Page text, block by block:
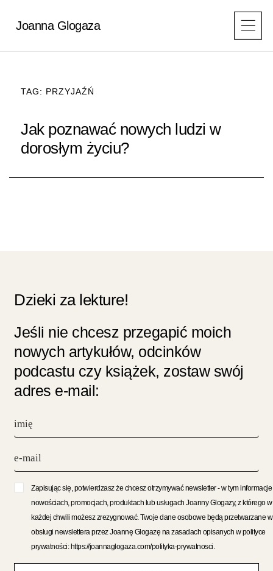
Joanna Glogaza
TAG: PRZYJAŹŃ
Jak poznawać nowych ludzi w
dorosłym życiu?
Dzieki za lekture!
Jeśli nie chcesz przegapić moich
nowych artykułów, odcinków
podcastu czy książek, zostaw swój
adres e-mail:
Zapisując się, potwierdzasz że chcesz otrzymywać newsletter - w tym informacje
nowościach, promocjach, produktach lub usługach Joanny Glogazy, z którego w
każdej chwili możesz zrezygnować. Twoje dane osobowe będą przetwarzane
obsługi newslettera przez Joannę Glogazę na zasadach opisanych w polityce
prywatności: https://joannaglogaza.com/polityka-prywatnosci.